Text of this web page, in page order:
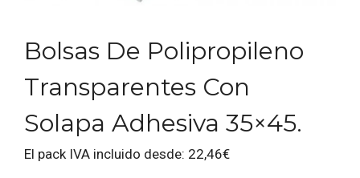
Bolsas De Polipropileno
Transparentes Con
Solapa Adhesiva 35×45.
El pack IVA incluido desde: 22,46€